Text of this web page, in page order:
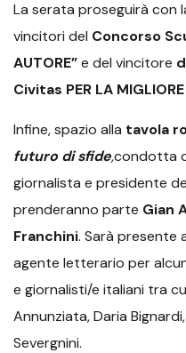
La serata proseguirà con
vincitori del Concorso
AUTORE”e del vincitore
Civitas PER LA
Infine, spazio alla tavola
futuro di sfide,condotta
giornalista e presidente
prenderanno parte Gian
Franchini. Sarà presente
agente letterario per
e giornalisti/e italiani tra
Annunziata, Daria
Severgnini.